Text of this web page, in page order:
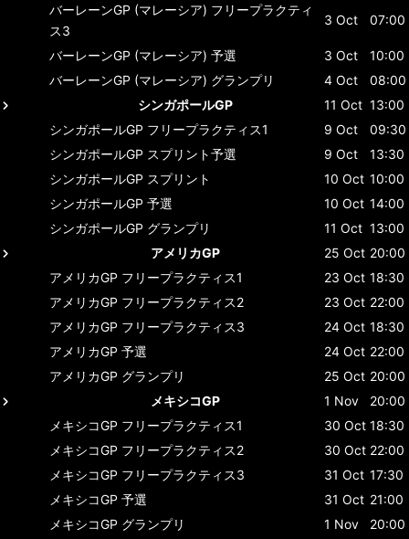
バーレーンGP (マレーシア) フリープラクティ
ス3
3 Oct 07:00
バーレーンGP (マレーシア) 予選 3 Oct
10:00
バーレーンGP (マレーシア) グランプリ 4 Oct
08:00
シンガポールGP
11 Oct 13:00
シンガポールGP フリープラクティス1 9 Oct
09:30
シンガポールGP スプリント予選 9 Oct
13:30
シンガポールGP スプリント 10 Oct 10:00
シンガポールGP 予選 10 Oct 14:00
シンガポールGP グランプリ 11 Oct 13:00
アメリカGP
25 Oct 20:00
アメリカGP フリープラクティス1 23 Oct 18:30
アメリカGP フリープラクティス2 23 Oct 22:00
アメリカGP フリープラクティス3 24 Oct 18:30
アメリカGP 予選 24 Oct 22:00
アメリカGP グランプリ 25 Oct 20:00
メキシコGP
1 Nov
20:00
メキシコGP フリープラクティス1 30 Oct 18:30
メキシコGP フリープラクティス2 30 Oct 22:00
メキシコGP フリープラクティス3 31 Oct 17:30
メキシコGP 予選 31 Oct 21:00
メキシコGP グランプリ 1 Nov
20:00